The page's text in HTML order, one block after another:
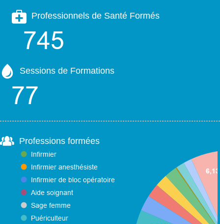
Professionnels de Santé Formés
Sessions de Formations
Professions formées